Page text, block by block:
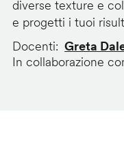
diverse texture e
e progetti i tuoi
Docenti
Greta
In collaborazione